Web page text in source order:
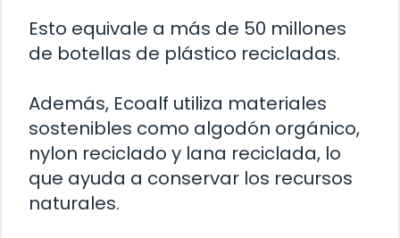
Esto equivale a más de 50 millones
de botellas de plástico recicladas.
Además, Ecoalf utiliza materiales
sostenibles como algodón orgánico,
nylon reciclado y lana reciclada, lo
que ayuda a conservar los recursos
naturales.